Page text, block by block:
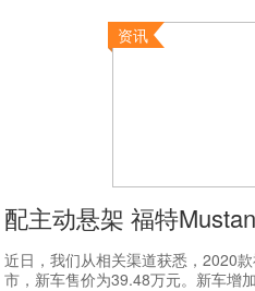
资讯
配主动悬架 福特
近日，我们从相关渠道获悉，2020
市，新车售价为39.48万元。新车增